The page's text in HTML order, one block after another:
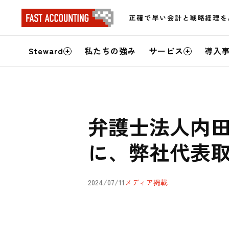
正確で早い会計と戦略経理
サ
イ
Steward 私たちの強み サービス 導入
弁護士法人内
に、弊社代表
2024/07/11 メディア掲載